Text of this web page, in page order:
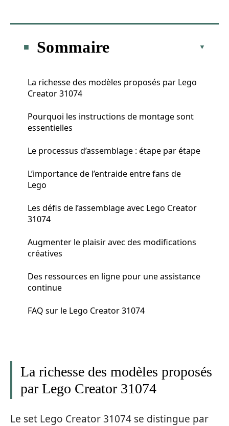
Sommaire
La richesse des modèles proposés par Lego
Creator 31074
Pourquoi les instructions de montage sont
essentielles
Le processus d’assemblage : étape par étape
L’importance de l’entraide entre fans de
Lego
Les défis de l’assemblage avec Lego Creator
31074
Augmenter le plaisir avec des modifications
créatives
Des ressources en ligne pour une assistance
continue
FAQ sur le Lego Creator 31074
La richesse des modèles proposés
par Lego Creator 31074
Le set Lego Creator 31074 se distingue par